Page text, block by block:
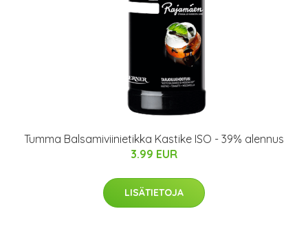
Tumma Balsamiviinietikka Kastike ISO - 39% alennus
3.99 EUR
LISÄTIETOJA